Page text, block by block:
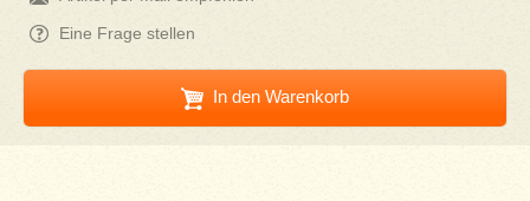
Eine Frage stellen
In den Warenkorb